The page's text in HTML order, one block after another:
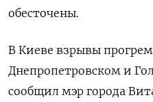
обесточены.
В Киеве взрывы
Днепропетровском и
сообщил мэр города